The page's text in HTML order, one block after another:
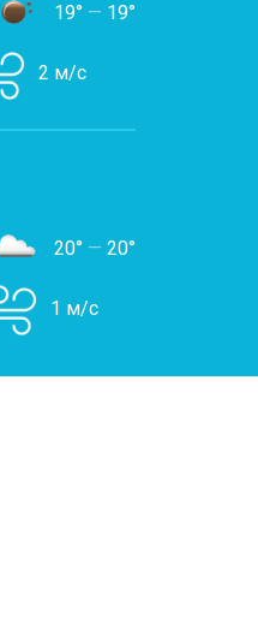
19° — 19°
2 м/с
20° — 20°
1 м/с